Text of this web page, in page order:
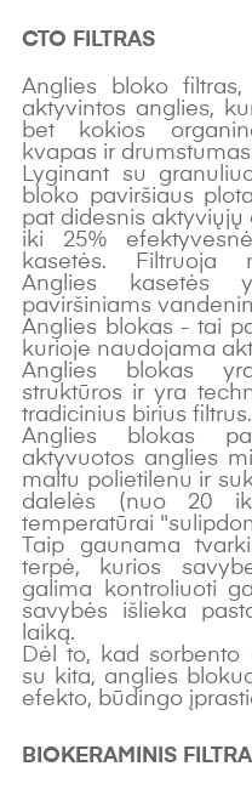
CTO FILTRAS
Anglies bloko
aktyvintos anglies,
bet kokios
kvapas ir
Lyginant su
bloko paviršiaus
pat didesnis aktyviųjų
iki 25%
kasetės. Filtruoja
Anglies kasetės
paviršiniams
Anglies blokas - tai
kurioje naudojama
Anglies blokas
struktūros ir yra
tradicinius birius filtrus.
Anglies blokas
aktyvuotos anglies
maltu polietilenu ir
dalelės (nuo 20
temperatūrai
Taip gaunama
terpė, kurios
galima kontroliuoti
savybės išlieka
laiką.
Dėl to, kad sorbento
su kita, anglies
efekto, būdingo
BIOKERAMINIS